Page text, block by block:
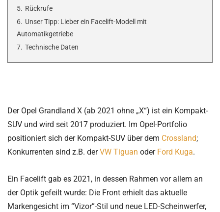
5. Rückrufe
6. Unser Tipp: Lieber ein Facelift-Modell mit
Automatikgetriebe
7. Technische Daten
Der Opel Grandland X (ab 2021 ohne „X“) ist ein Kompakt-
SUV und wird seit 2017 produziert. Im Opel-Portfolio
positioniert sich der Kompakt-SUV über dem Crossland;
Konkurrenten sind z.B. derVW Tiguan oder Ford Kuga.
Ein Facelift gab es 2021, in dessen Rahmen vor allem an
der Optik gefeilt wurde: Die Front erhielt das aktuelle
Markengesicht im “Vizor”-Stil und neue LED-Scheinwerfer,